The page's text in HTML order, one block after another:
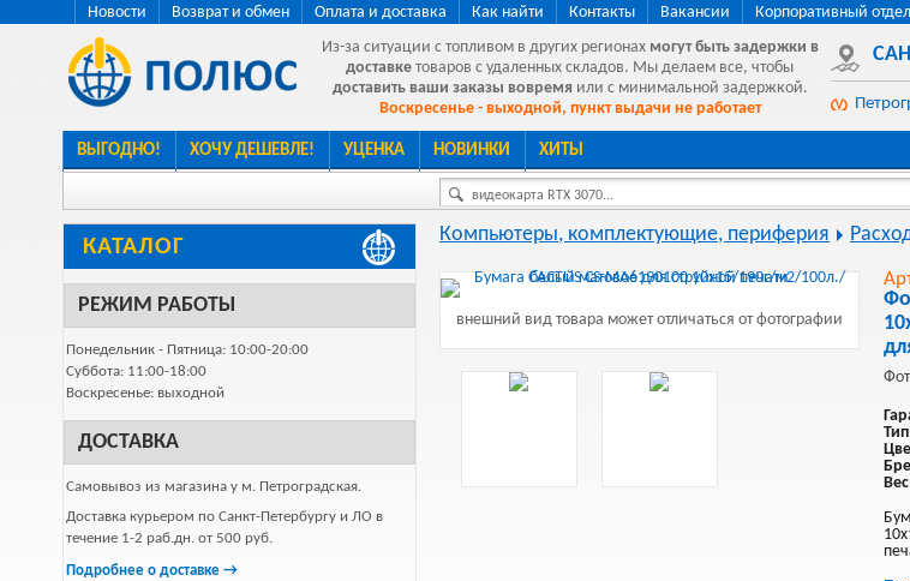
Новости Возврат и обмен Оплата и доставка Как найти Контакты Вакансии Корпоративный отдел
Из-за ситуации с топливом в других регионах могут быть задержки в
доставке товаров с удаленных складов. Мы делаем все, чтобы
доставить ваши заказы вовремя или с минимальной задержкой.
Воскресенье - выходной, пункт выдачи не работает
ВЫГОДНО! ХОЧУ ДЕШЕВЛЕ! УЦЕНКА НОВИНКИ ХИТЫ
видеокарта RTX 3070...
КАТАЛОГ
РЕЖИМ РАБОТЫ
Понедельник - Пятница: 10:00-20:00
Суббота: 11:00-18:00
Воскресенье: выходной
ДОСТАВКА
Самовывоз из магазина у м. Петроградская.
Доставка курьером по Санкт-Петербургу и ЛО в
течение 1-2 раб.дн. от 500 руб.
Подробнее о доставке →
Компьютеры, комплектующие, периферия
внешний вид товара может отличаться от фотографии
Тип
Вес